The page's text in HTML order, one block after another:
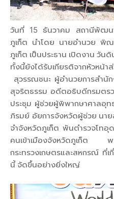
วันที่ 15 ธันวาคม สถานีพัฒน
ภูเก็ต นำโดย นายอำนวย พิณ
ภูเก็ต เป็นประธาน เปิดงาน วัน
ทั้งนี้ยังได้รับเกียรติจากหัว
สุวรรณชนะ ผู้อำนวยการสำ
สุจริตธรรม อดีตอธิบดีกรมต
ประชุม ผู้ช่วยผู้พิพากษาศาลอุ
ภิรมย์ อัยการจังหวัดผู้ช่วย นา
จำจังหวัดภูเก็ต พันตำรวจโท
คนเข้าเมืองจังหวัดภูเก็ต พ
กระทรวงเกษตรและสหกรณ์ ที่
นี้ จัดขึ้นอย่างยิ่งใหญ่